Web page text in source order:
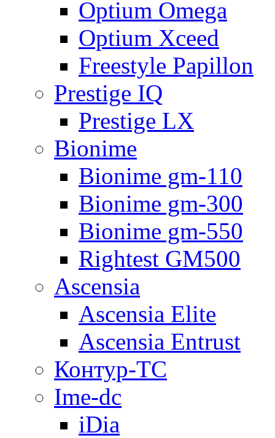
Optium Omega
Optium Xceed
Freestyle Papillon
Prestige IQ
Prestige LX
Bionime
Bionime gm-110
Bionime gm-300
Bionime gm-550
Rightest GM500
Ascensia
Ascensia Elite
Ascensia Entrust
Контур-ТС
Ime-dc
iDia